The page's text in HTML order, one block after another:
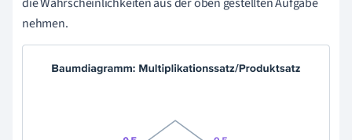
nehmen.